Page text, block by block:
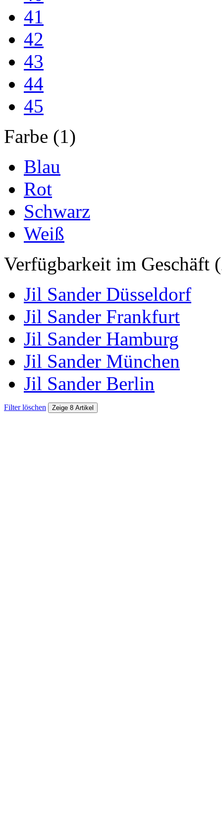
41
42
43
44
45
Farbe (1)
Blau
Rot
Schwarz
Weiß
Verfügbarkeit im Geschäft
Jil Sander Düsseldorf
Jil Sander Frankfurt
Jil Sander Hamburg
Jil Sander München
Jil Sander Berlin
Filter löschen Zeige 8 Artikel